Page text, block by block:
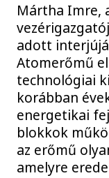
Mártha Imre,
adott
Atomerőmű
technológiai
korábban
energetikai
blokkok
az erőmű
amelyre